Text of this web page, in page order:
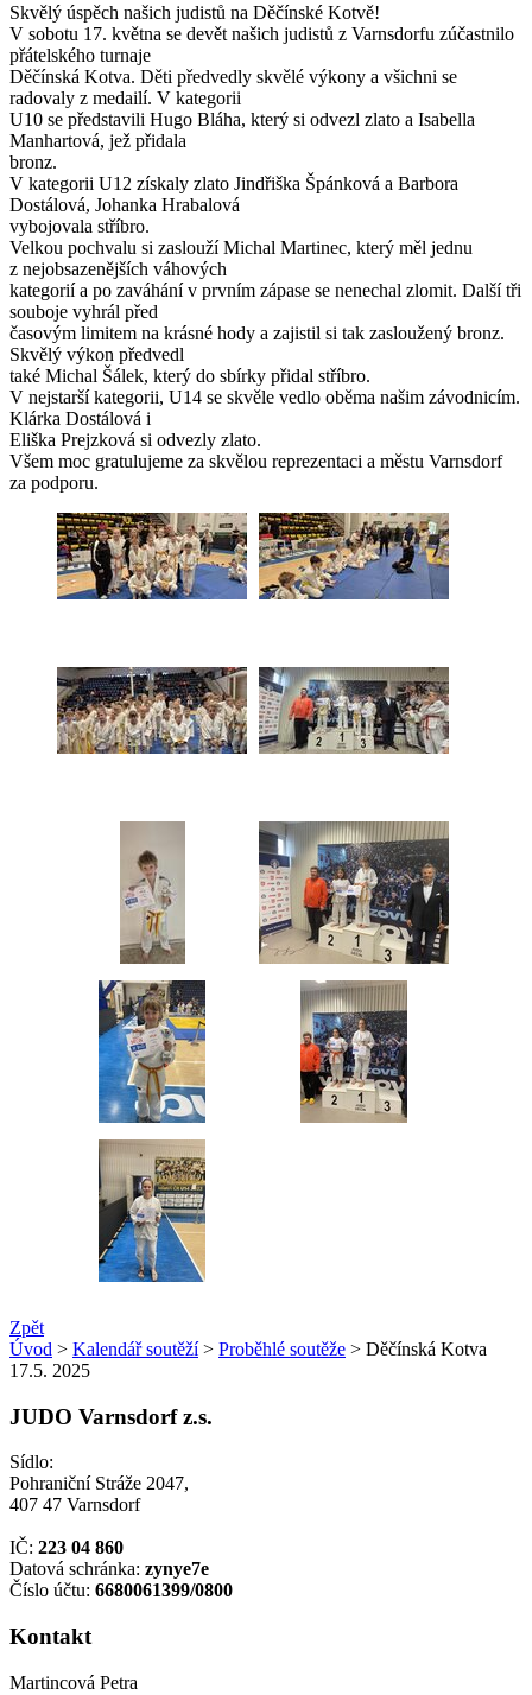
Skvělý úspěch našich judistů na Děčínské Kotvě!
V sobotu 17. května se devět našich judistů z Varnsdorfu zúčastnilo
přátelského turnaje
Děčínská Kotva. Děti předvedly skvělé výkony a všichni se
radovaly z medailí. V kategorii
U10 se představili Hugo Bláha, který si odvezl zlato a Isabella
Manhartová, jež přidala
bronz.
V kategorii U12 získaly zlato Jindřiška Špánková a Barbora
Dostálová, Johanka Hrabalová
vybojovala stříbro.
Velkou pochvalu si zaslouží Michal Martinec, který měl jednu
z nejobsazenějších váhových
kategorií a po zaváhání v prvním zápase se nenechal zlomit. Další tři
souboje vyhrál před
časovým limitem na krásné hody a zajistil si tak zasloužený bronz.
Skvělý výkon předvedl
také Michal Šálek, který do sbírky přidal stříbro.
V nejstarší kategorii, U14 se skvěle vedlo oběma našim závodnicím.
Klárka Dostálová i
Eliška Prejzková si odvezly zlato.
Všem moc gratulujeme za skvělou reprezentaci a městu Varnsdorf
za podporu.
Zpět
Úvod > Kalendář soutěží> Proběhlé soutěže > Děčínská Kotva
17.5. 2025
JUDO Varnsdorf z.s.
Sídlo:
Pohraniční Stráže 2047,
407 47 Varnsdorf
IČ: 223 04 860
Datová schránka: zynye7e
Číslo účtu: 6680061399/0800
Kontakt
Martincová Petra